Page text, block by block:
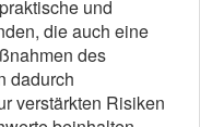
und
die auch eine
des
dadurch
verstärkten Risiken